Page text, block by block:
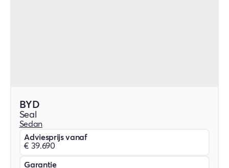
BYD
Seal
Sedan
Adviesprijs vanaf
€ 39.690
Garantie